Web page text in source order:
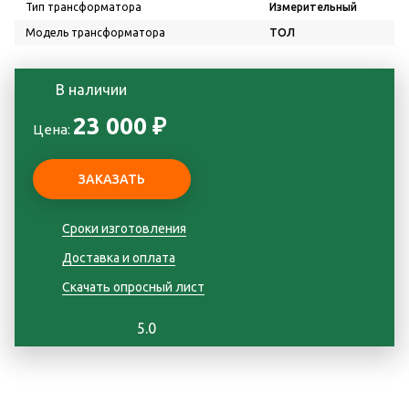
Тип трансформатора Измерительный
Модель трансформатора ТОЛ
В наличии
Цена: 23 000 ₽
Сроки изготовления
Доставка и оплата
Скачать опросный лист
5.0